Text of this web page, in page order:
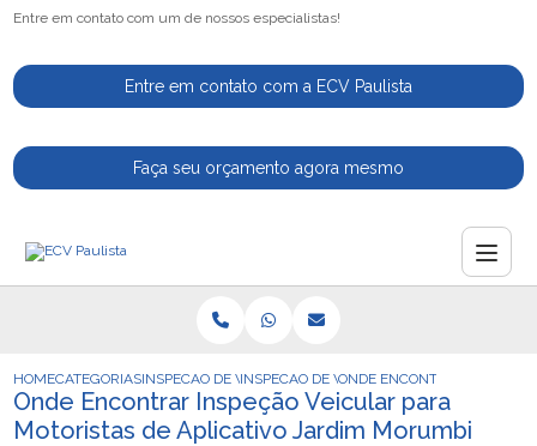
Entre em contato com um de nossos especialistas!
Entre em contato com a ECV Paulista
Faça seu orçamento agora mesmo
HOMECATEGORIASINSPECAO DE VEICULOSINSPECAO DE VEICULOONDE ENCONTRAR
Onde Encontrar Inspeção Veicular para
Motoristas de Aplicativo Jardim Morumbi